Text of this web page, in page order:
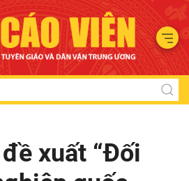
xuất “Đối